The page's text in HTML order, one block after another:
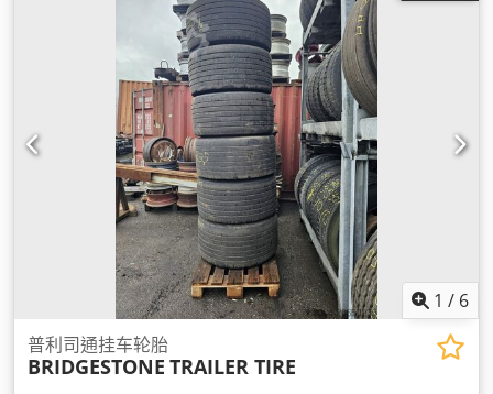
1 / 6
普利司通挂车轮胎
BRIDGESTONE TRAILER TIRE